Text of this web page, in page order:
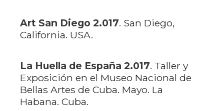
Art San Diego 2.017. San Diego,
California. USA.
La Huella de España 2.017. Taller y
Exposición en el Museo Nacional de
Bellas Artes de Cuba. Mayo. La
Habana. Cuba.